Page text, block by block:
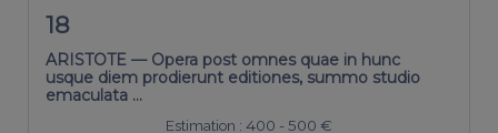
18
ARISTOTE — Opera post omnes quae in hunc
usque diem prodierunt editiones, summo studio
emaculata …
Estimation : 400 - 500 €